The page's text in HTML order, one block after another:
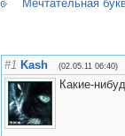
Мечтательная
#1 Kash (02.05.11 06:40)
Какие-